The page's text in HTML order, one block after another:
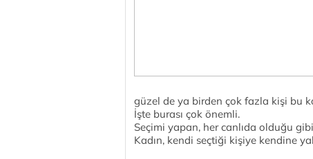
güzel de ya birden çok fazla kişi bu
İşte burası çok önemli.
Seçimi yapan, her canlıda olduğu
Kadın, kendi seçtiği kişiye kendine